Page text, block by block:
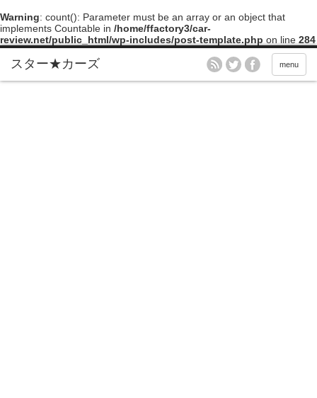
Warning: count(): Parameter must be an array or an object that
implements Countable in /home/ffactory3/car-
review.net/public_html/wp-includes/post-template.php on line 284
menu